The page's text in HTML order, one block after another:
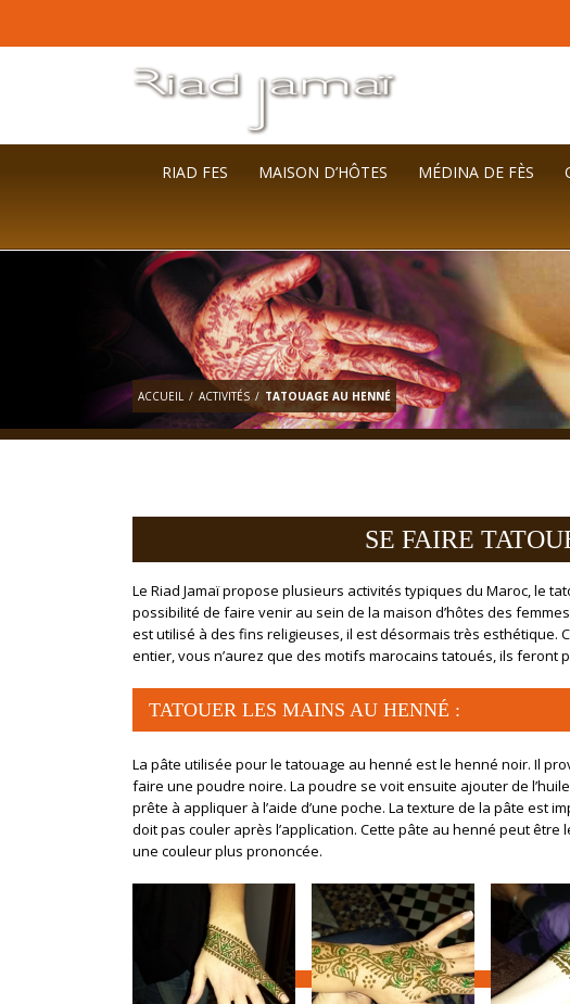
RIAD FES MAISON D’HÔTES MÉDINA DE FÈS
ACCUEIL / ACTIVITÉS / TATOUAGE AU HENNÉ
SE FAIRE
Le Riad Jamaï propose plusieurs activités typiques du Maroc, le
possibilité de faire venir au sein de la maison d’hôtes des
est utilisé à des fins religieuses, il est désormais très esthétique.
entier, vous n’aurez que des motifs marocains tatoués, ils feront
TATOUER LES MAINS AU HENNÉ :
La pâte utilisée pour le tatouage au henné est le henné noir. Il
faire une poudre noire. La poudre se voit ensuite ajouter de
prête à appliquer à l’aide d’une poche. La texture de la pâte est
doit pas couler après l’application. Cette pâte au henné peut
une couleur plus prononcée.